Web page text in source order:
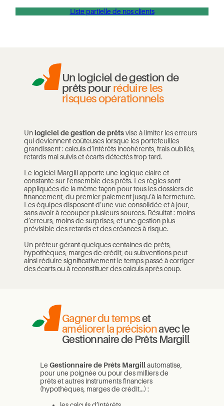
Liste partielle de nos clients
Un logiciel de gestion de
prêts pour réduire les
risques opérationnels
Un logiciel de gestion de prêtsvise à limiter les erreurs
qui deviennent coûteuses lorsque les portefeuilles
grandissent : calculs d’intérêts incohérents, frais oubliés,
retards mal suivis et écarts détectés trop tard.
Le logiciel Margill apporte une logique claire et
constante sur l’ensemble des prêts. Les règles sont
appliquées de la même façon pour tous les dossiers de
financement, du premier paiement jusqu’à la fermeture.
Les équipes disposent d’une vue consolidée et à jour,
sans avoir à recouper plusieurs sources. Résultat : moins
d’erreurs, moins de surprises, et une gestion plus
prévisible des retards et des créances à risque.
Un prêteur gérant quelques centaines de prêts,
hypothèques, marges de crédit, ou subventions peut
ainsi réduire significativement le temps passé à corriger
des écarts ou à reconstituer des calculs après coup.
Gagner du tempset
améliorer la précisionavec le
Gestionnaire de Prêts Margill
Le Gestionnaire de Prêts Margillautomatise,
pour une poignée ou pour des milliers de
prêts et autres instruments financiers
(hypothèques, marges de crédit…) :